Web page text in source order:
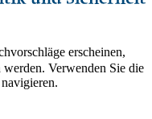
erscheinen,
Verwenden Sie die